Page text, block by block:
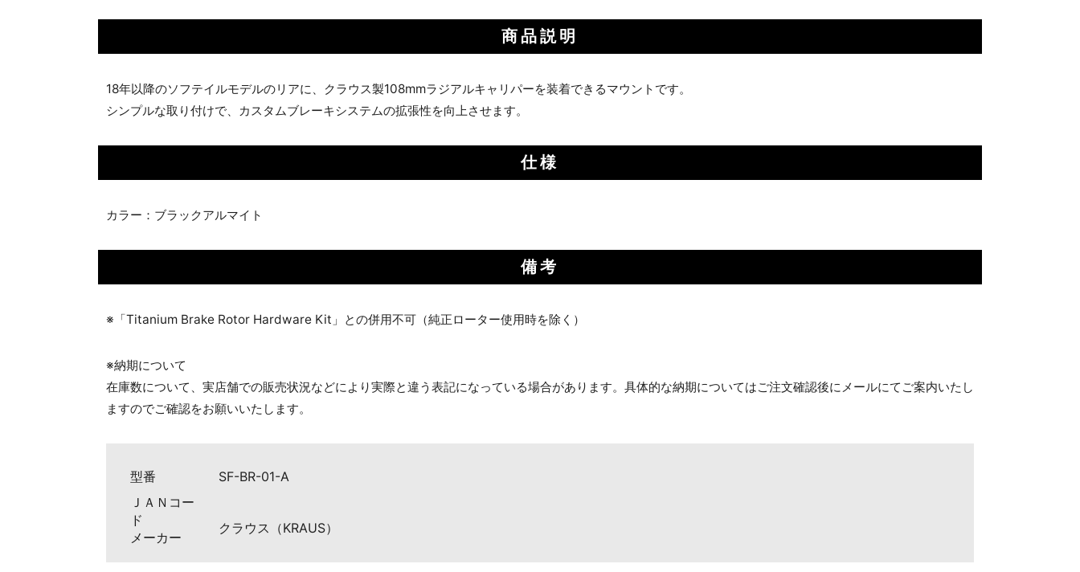
商品説明
18年以降のソフテイルモデルのリアに、クラウス製108mmラジアルキャリパーを装着できるマウントです。
シンプルな取り付けで、カスタムブレーキシステムの拡張性を向上させます。
仕様
カラー：ブラックアルマイト
備考
※「Titanium Brake Rotor Hardware Kit」との併用不可（純正ローター使用時を除く）
※納期について
在庫数について、実店舗での販売状況などにより実際と違う表記になっている場合があります。具体的な納期についてはご注文確認後にメールにてご案内いたし
ますのでご確認をお願いいたします。
型番
SF-BR-01-A
ＪＡＮコー
ド
メーカー
クラウス（KRAUS）